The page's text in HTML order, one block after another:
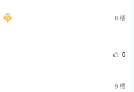
8 楼
0
9 楼